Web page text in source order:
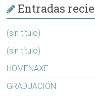
Entradas
(sin título)
(sin título)
HOMENAXE
GRADUACIÓN